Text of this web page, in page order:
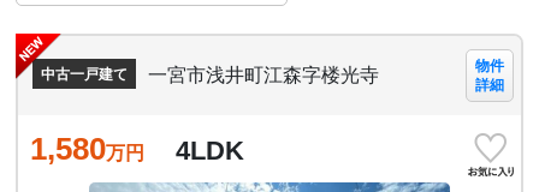
中古一戸建て 一宮市浅井町江森字楼光寺
物件
詳細
1,580万円 4LDK